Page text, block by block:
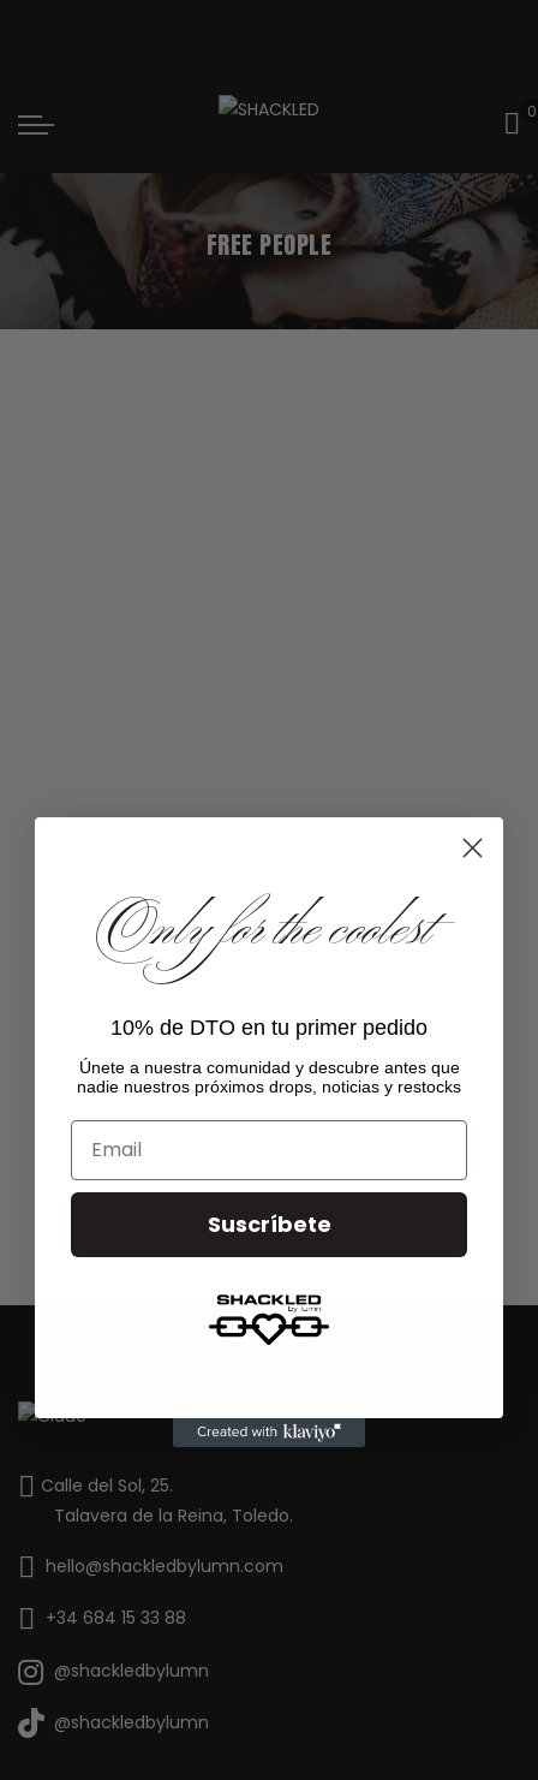
0
FREE PEOPLE
Calle del Sol, 25.
Talavera de la Reina, Toledo.
hello@shackledbylumn.com
+34 684 15 33 88
@shackledbylumn
@shackledbylumn
Only for the coolest
10% de DTO en tu primer pedido
Únete a nuestra comunidad y descubre antes que
nadie nuestros próximos drops, noticias y restocks
Email
Suscríbete